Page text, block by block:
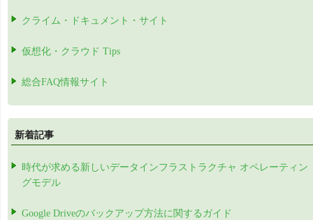
クライム・ドキュメント・サイト
仮想化・クラウド Tips
総合FAQ情報サイト
新着記事
時代が求める新しいデータインフラストラクチャ オペレーティン
グモデル
Google Driveのバックアップ方法に関するガイド